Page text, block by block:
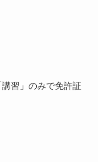
習」のみで免許証